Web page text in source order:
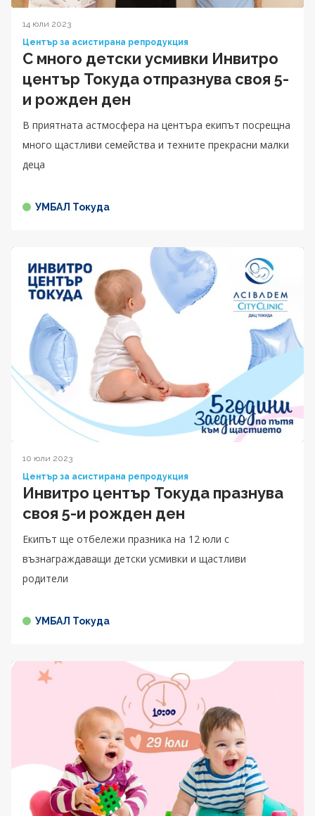
14 юли 2023
Център за асистирана репродукция
С много детски усмивки Инвитро
център Токуда отпразнува своя 5-
и рожден ден
В приятната астмосфера на центъра екипът посрещна
много щастливи семейства и техните прекрасни малки
деца
УМБАЛ Токуда
10 юли 2023
Център за асистирана репродукция
Инвитро център Токуда празнува
своя 5-и рожден ден
Екипът ще отбележи празника на 12 юли с
възнаграждаващи детски усмивки и щастливи
родители
УМБАЛ Токуда